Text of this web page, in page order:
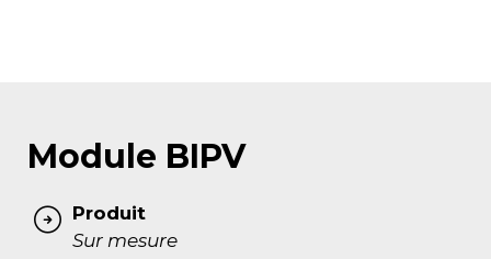
Module BIPV
Produit
Sur mesure